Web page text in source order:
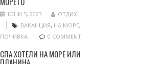
ЮНИ 5, 2023
ОТДИХ
ВАКАНЦИЯ, НА МОРЕ,
ПОЧИВКА
0 COMMENT
СПА ХОТЕЛИ НА МОРЕ ИЛИ